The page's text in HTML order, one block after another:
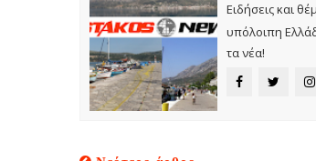
Ειδήσεις και
υπόλοιπη
τα νέα!